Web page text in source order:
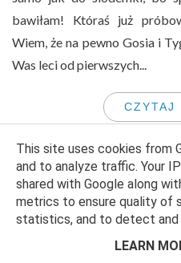
bawiłam! Któraś już
Wiem, że na pewno Gosia i
Was leci od pierwszych...
CZYTAJ
146.
This site uses cookies from
and to analyze traffic. Your
shared with Google along
metrics to ensure quality of
statistics, and to detect and
LEARN